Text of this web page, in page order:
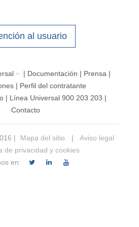
al usuario
| Documentación | Prensa |
| Perfil del contratante
| Línea Universal 900 203 203 |
Contacto
| Mapa del sitio |
Aviso legal
de privacidad y cookies
en: